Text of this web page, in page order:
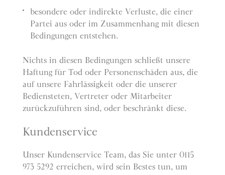
besondere oder indirekte Verluste, die einer
Partei aus oder im Zusammenhang mit diesen
Bedingungen entstehen.
Nichts in diesen Bedingungen schließt unsere
Haftung für Tod oder Personenschäden aus, die
auf unsere Fahrlässigkeit oder die unserer
Bediensteten, Vertreter oder Mitarbeiter
zurückzuführen sind, oder beschränkt diese.
Kundenservice
Unser Kundenservice Team, das Sie unter 0115
973 5292 erreichen, wird sein Bestes tun, um